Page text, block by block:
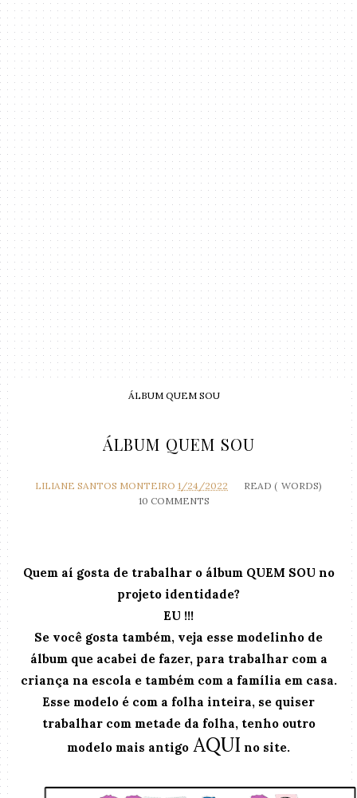
ÁLBUM QUEM SOU
ÁLBUM QUEM SOU
LILIANE SANTOS MONTEIRO 1/24/2022 READ ( WORDS)
10 COMMENTS
Quem aí gosta de trabalhar o álbum QUEM SOU no
projeto identidade?
EU !!!
Se você gosta também, veja esse modelinho de
álbum que acabei de fazer, para trabalhar com a
criança na escola e também com a família em casa.
Esse modelo é com a folha inteira, se quiser
trabalhar com metade da folha, tenho outro
modelo mais antigo AQUI no site.